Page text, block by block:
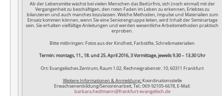
Ab der Lebensmitte wächst bei vielen Menschen das Bedürfnis, sich (noch einmal) mit der
Vergangenheit zu beschäftigen, den roten Faden im Leben zu erkennen, Erlebtes zu
bilanzieren und auch manches loszulassen. Welche Methoden, Impulse und Materialien zum
Einsatz kommen können, wenn Sie eine Seniorengruppe leiten, wird Inhalt der Seminartage
sein. Sie erhalten vielfältige Anleitungen und werden wesentliche Arbeitsmethoden praktisch
erproben.
Bitte mitbringen: Fotos aus der Kindheit, Farbstifte, Schreibmaterialien
Termin: montags, 11., 18. und 25. April 2016, 3 Vormittage, jeweils 9.30 – 13.30 Uhr
Ort: Evangelisches Zentrum, Raum 1.02, Rechneigrabenstr. 10, 60311 Frankfurt
Weitere Informationen & Anmeldung: Koordinationsstelle
Erwachsenenbildung/Seniorenarbeit, Tel.: 069-92105-6678, E-Mail:
barbara.hedtmann@frankfurt-evangelisch.de